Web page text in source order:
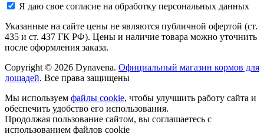
Я даю свое согласие на обработку персональных данных
Указанные на сайте цены не являются публичной офертой (ст.
435 и ст. 437 ГК РФ). Цены и наличие товара можно уточнить
после оформления заказа.
Copyright © 2026 Dynavena. Официальный магазин кормов для
лошадей. Все права защищены
Мы используем файлы cookie, чтобы улучшить работу сайта и
обеспечить удобство его использования.
Продолжая пользование сайтом, вы соглашаетесь с
использованием файлов cookie